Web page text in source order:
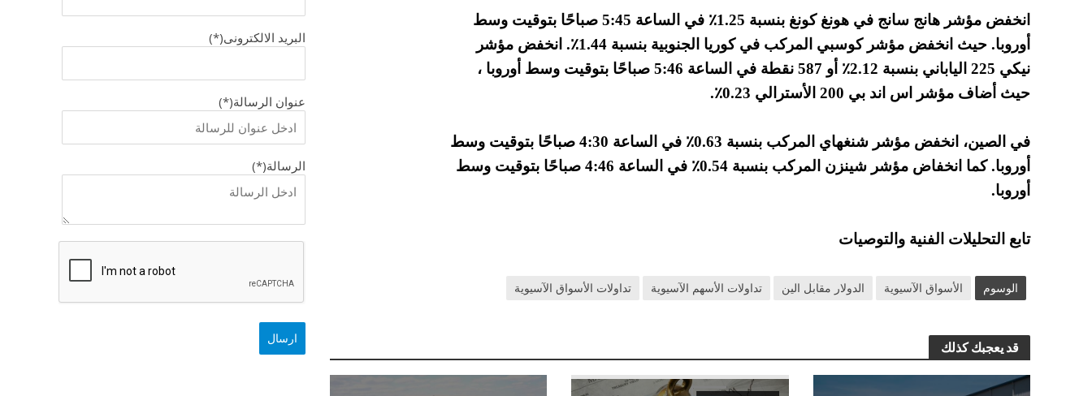
البريد الالكترونى(*)
عنوان الرسالة(*)
الرسالة(*)
انخفض مؤشر هانج سانج في هونغ كونغ بنسبة 1.25٪ في الساعة 5:45 صباحًا بتوقيت وسط
أوروبا. حيث انخفض مؤشر كوسبي المركب في كوريا الجنوبية بنسبة 1.44٪. انخفض مؤشر
نيكي 225 الياباني بنسبة 2.12٪ أو 587 نقطة في الساعة 5:46 صباحًا بتوقيت وسط أوروبا ،
حيث أضاف مؤشر اس اند بي 200 الأسترالي 0.23٪.
في الصين، انخفض مؤشر شنغهاي المركب بنسبة 0.63٪ في الساعة 4:30 صباحًا بتوقيت وسط
أوروبا. كما انخفاض مؤشر شينزن المركب بنسبة 0.54٪ في الساعة 4:46 صباحًا بتوقيت وسط
أوروبا.
تابع التحليلات الفنية والتوصيات
الوسوم الأسواق الآسيوية الدولار مقابل الين تداولات الأسهم الآسيوية تداولات الأسواق الآسيوية
قد يعجبك كذلك